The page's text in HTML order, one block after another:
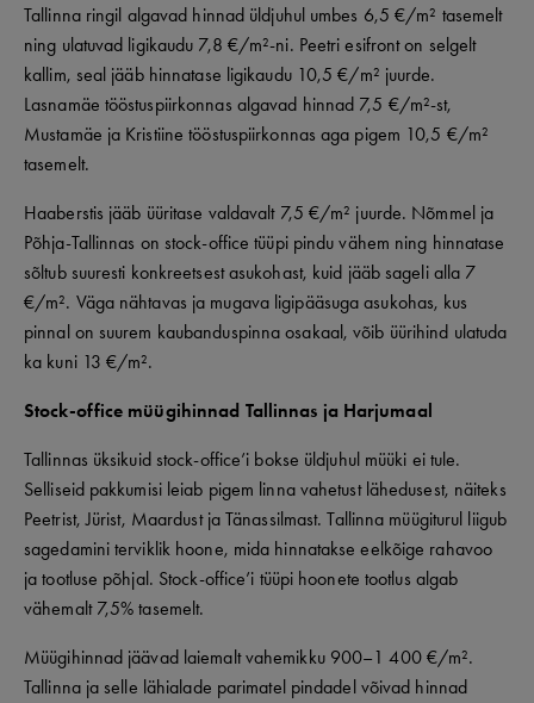
Tallinna ringil algavad hinnad üldjuhul umbes 6,5 €/m² tasemelt
ning ulatuvad ligikaudu 7,8 €/m²-ni. Peetri esifront on selgelt
kallim, seal jääb hinnatase ligikaudu 10,5 €/m² juurde.
Lasnamäe tööstuspiirkonnas algavad hinnad 7,5 €/m²-st,
Mustamäe ja Kristiine tööstuspiirkonnas aga pigem 10,5 €/m²
tasemelt.
Haaberstis jääb üüritase valdavalt 7,5 €/m² juurde. Nõmmel ja
Põhja-Tallinnas on stock-office tüüpi pindu vähem ning hinnatase
sõltub suuresti konkreetsest asukohast, kuid jääb sageli alla 7
€/m². Väga nähtavas ja mugava ligipääsuga asukohas, kus
pinnal on suurem kaubanduspinna osakaal, võib üürihind ulatuda
ka kuni 13 €/m².
Stock-office müügihinnad Tallinnas ja Harjumaal
Tallinnas üksikuid stock-office’i bokse üldjuhul müüki ei tule.
Selliseid pakkumisi leiab pigem linna vahetust lähedusest, näiteks
Peetrist, Jürist, Maardust ja Tänassilmast. Tallinna müügiturul liigub
sagedamini terviklik hoone, mida hinnatakse eelkõige rahavoo
ja tootluse põhjal. Stock-office’i tüüpi hoonete tootlus algab
vähemalt 7,5% tasemelt.
Müügihinnad jäävad laiemalt vahemikku 900–1 400 €/m².
Tallinna ja selle lähialade parimatel pindadel võivad hinnad